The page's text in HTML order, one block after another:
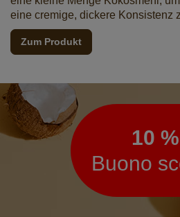
eine cremige, dickere Konsistenz
Zum Produkt
Newsletter
10 %
Buono